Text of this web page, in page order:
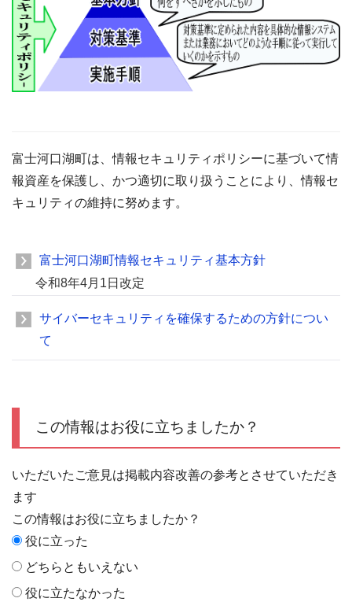
富士河口湖町は、情報セキュリティポリシーに基づいて情
報資産を保護し、かつ適切に取り扱うことにより、情報セ
キュリティの維持に努めます。
富士河口湖町情報セキュリティ基本方針
令和8年4月1日改定
サイバーセキュリティを確保するための方針につい
て
この情報はお役に立ちましたか？
いただいたご意見は掲載内容改善の参考とさせていただき
ます
この情報はお役に立ちましたか？
役に立った
どちらともいえない
役に立たなかった